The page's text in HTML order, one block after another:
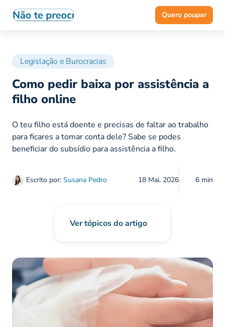
Quero poupar
Legislação e Burocracias
Como pedir baixa por assistência a
filho online
Escrito por: Susana Pedro 18 Mai, 2026 6 min
O teu filho está doente e precisas de faltar ao trabalho
para ficares a tomar conta dele? Sabe se podes
beneficiar do subsídio para assistência a filho.
Ver tópicos do artigo